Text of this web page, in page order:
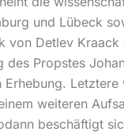
und Lübeck
von Detlev
des Propstes
Erhebung.
weiteren
beschäftigt